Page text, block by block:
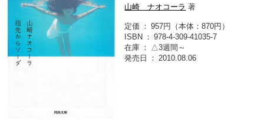
山崎 ナオコーラ 著
定価
957円（本体：870円）
ISBN
978-4-309-41035-7
在庫
△3週間～
発売日
2010.08.06